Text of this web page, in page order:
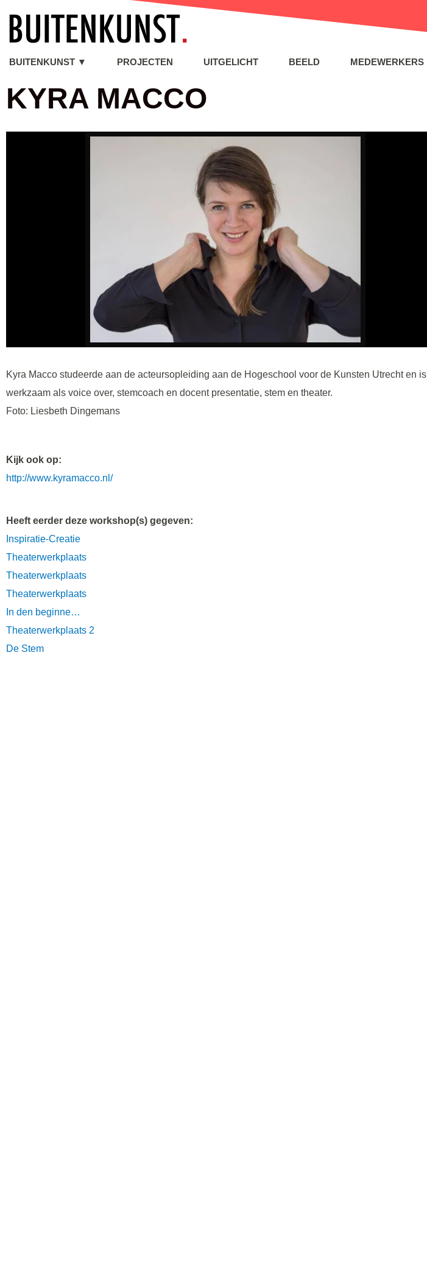
BUITENKUNST ▼ PROJECTEN UITGELICHT BEELD MEDEWERKERS
KYRA MACCO
Kyra Macco studeerde aan de acteursopleiding aan de Hogeschool voor de Kunsten Utrecht en is
werkzaam als voice over, stemcoach en docent presentatie, stem en theater.
Foto: Liesbeth Dingemans
Kijk ook op:
http://www.kyramacco.nl/
Heeft eerder deze workshop(s) gegeven:
Inspiratie-Creatie
Theaterwerkplaats
Theaterwerkplaats
Theaterwerkplaats
In den beginne…
Theaterwerkplaats 2
De Stem